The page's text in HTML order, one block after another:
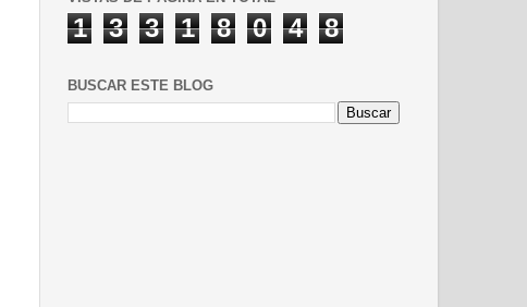
1 3 3 1 8 0 4 8
BUSCAR ESTE BLOG